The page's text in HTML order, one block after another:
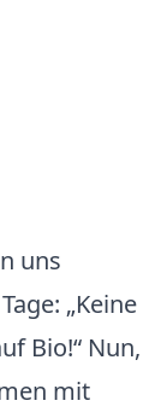
uns
„Keine
Bio!“ Nun,
mit